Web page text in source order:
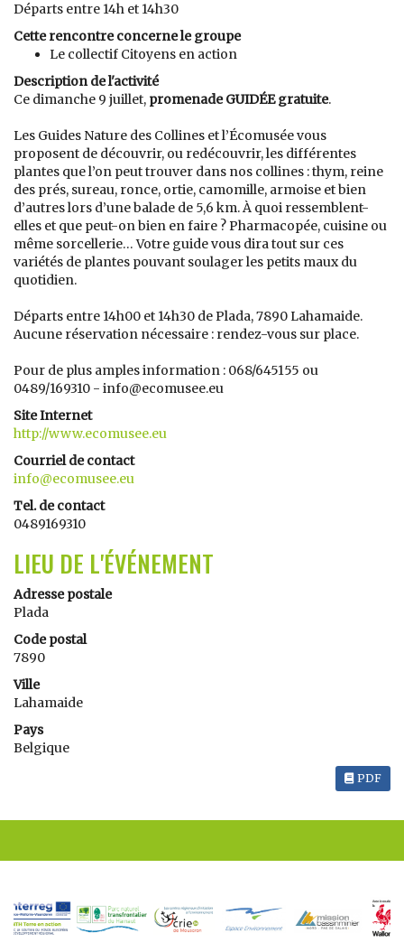
Départs entre 14h et 14h30
Cette rencontre concerne le groupe
Le collectif Citoyens en action
Description de l'activité
Ce dimanche 9 juillet, promenade GUIDÉE gratuite.
Les Guides Nature des Collines et l’Écomusée vous
proposent de découvrir, ou redécouvrir, les différentes
plantes que l’on peut trouver dans nos collines : thym, reine
des prés, sureau, ronce, ortie, camomille, armoise et bien
d’autres lors d’une balade de 5,6 km. À quoi ressemblent-
elles et que peut-on bien en faire ? Pharmacopée, cuisine ou
même sorcellerie… Votre guide vous dira tout sur ces
variétés de plantes pouvant soulager les petits maux du
quotidien.
Départs entre 14h00 et 14h30 de Plada, 7890 Lahamaide.
Aucune réservation nécessaire : rendez-vous sur place.
Pour de plus amples information : 068/645155 ou
0489/169310 - info@ecomusee.eu
Site Internet
http://www.ecomusee.eu
Courriel de contact
info@ecomusee.eu
Tel. de contact
0489169310
LIEU DE L'ÉVÉNEMENT
Adresse postale
Plada
Code postal
7890
Ville
Lahamaide
Pays
Belgique
PDF